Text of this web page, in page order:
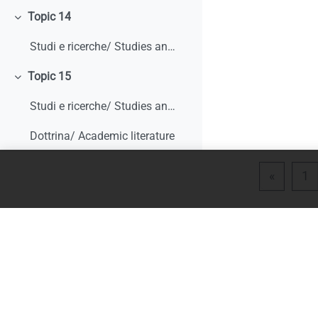
Minimizza
Topic 14
Studi e ricerche/ Studies and research
Minimizza
Topic 15
Studi e ricerche/ Studies and research
Dottrina/ Academic literature